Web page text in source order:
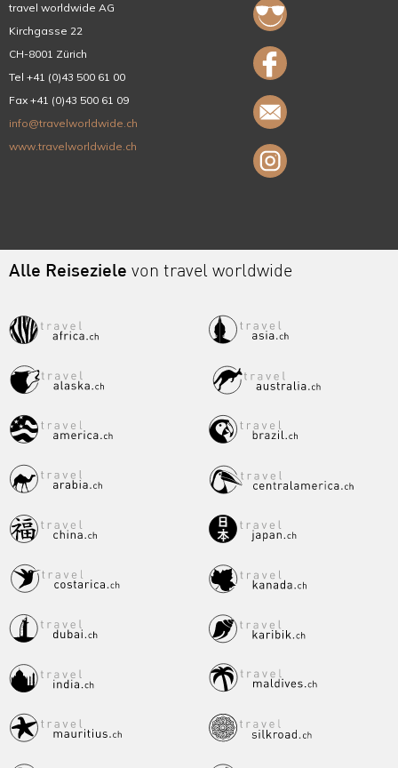
travel worldwide AG
Kirchgasse 22
CH-8001 Zürich
Tel +41 (0)43 500 61 00
Fax +41 (0)43 500 61 09
info@travelworldwide.ch
www.travelworldwide.ch
Alle Reiseziele von travel worldwide